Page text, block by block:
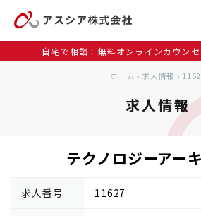
自宅で相談！無料オンラインカウン
ホーム › 求人情報 ›
求人情報
テクノロジーアー
求人番号 11627